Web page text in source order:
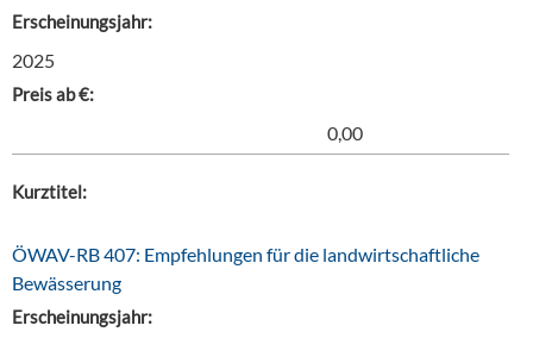
Erscheinungsjahr:
2025
Preis ab €:
0,00
Kurztitel:
ÖWAV-RB 407: Empfehlungen für die landwirtschaftliche
Bewässerung
Erscheinungsjahr: